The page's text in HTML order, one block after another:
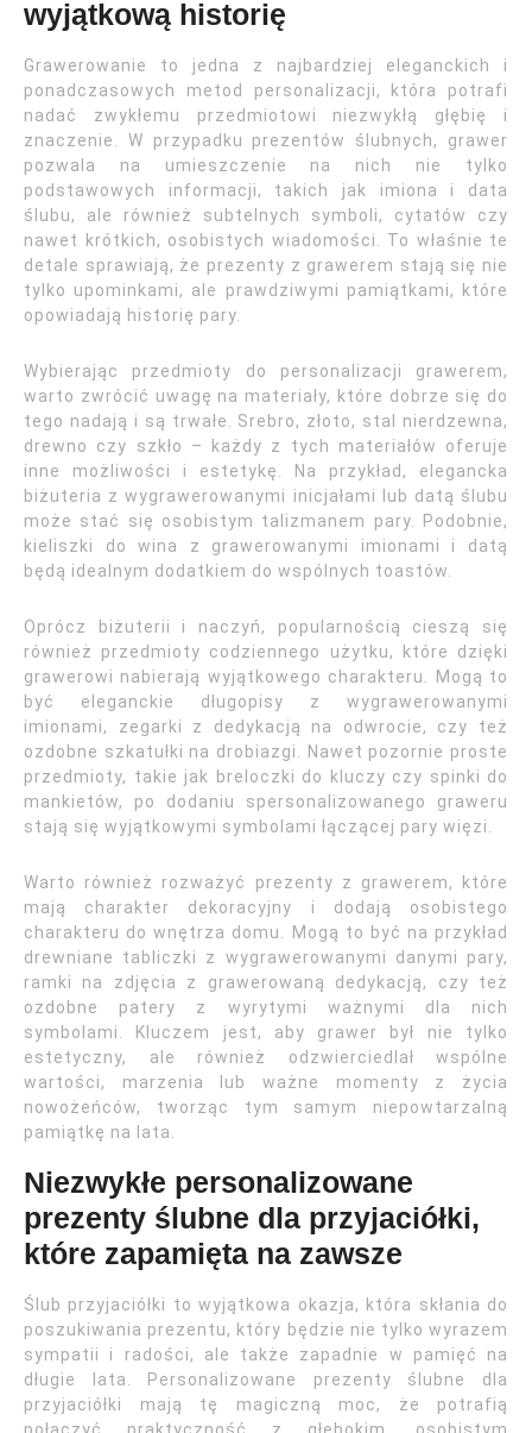
wyjątkową historię
Grawerowanie to jedna z najbardziej eleganckich i
ponadczasowych metod personalizacji, która potrafi
nadać zwykłemu przedmiotowi niezwykłą głębię i
znaczenie. W przypadku prezentów ślubnych, grawer
pozwala na umieszczenie na nich nie tylko
podstawowych informacji, takich jak imiona i data
ślubu, ale również subtelnych symboli, cytatów czy
nawet krótkich, osobistych wiadomości. To właśnie te
detale sprawiają, że prezenty z grawerem stają się nie
tylko upominkami, ale prawdziwymi pamiątkami, które
opowiadają historię pary.
Wybierając przedmioty do personalizacji grawerem,
warto zwrócić uwagę na materiały, które dobrze się do
tego nadają i są trwałe. Srebro, złoto, stal nierdzewna,
drewno czy szkło – każdy z tych materiałów oferuje
inne możliwości i estetykę. Na przykład, elegancka
biżuteria z wygrawerowanymi inicjałami lub datą ślubu
może stać się osobistym talizmanem pary. Podobnie,
kieliszki do wina z grawerowanymi imionami i datą
będą idealnym dodatkiem do wspólnych toastów.
Oprócz biżuterii i naczyń, popularnością cieszą się
również przedmioty codziennego użytku, które dzięki
grawerowi nabierają wyjątkowego charakteru. Mogą to
być eleganckie długopisy z wygrawerowanymi
imionami, zegarki z dedykacją na odwrocie, czy też
ozdobne szkatułki na drobiazgi. Nawet pozornie proste
przedmioty, takie jak breloczki do kluczy czy spinki do
mankietów, po dodaniu spersonalizowanego graweru
stają się wyjątkowymi symbolami łączącej pary więzi.
Warto również rozważyć prezenty z grawerem, które
mają charakter dekoracyjny i dodają osobistego
charakteru do wnętrza domu. Mogą to być na przykład
drewniane tabliczki z wygrawerowanymi danymi pary,
ramki na zdjęcia z grawerowaną dedykacją, czy też
ozdobne patery z wyrytymi ważnymi dla nich
symbolami. Kluczem jest, aby grawer był nie tylko
estetyczny, ale również odzwierciedlał wspólne
wartości, marzenia lub ważne momenty z życia
nowożeńców, tworząc tym samym niepowtarzalną
pamiątkę na lata.
Niezwykłe personalizowane
prezenty ślubne dla przyjaciółki,
które zapamięta na zawsze
Ślub przyjaciółki to wyjątkowa okazja, która skłania do
poszukiwania prezentu, który będzie nie tylko wyrazem
sympatii i radości, ale także zapadnie w pamięć na
długie lata. Personalizowane prezenty ślubne dla
przyjaciółki mają tę magiczną moc, że potrafią